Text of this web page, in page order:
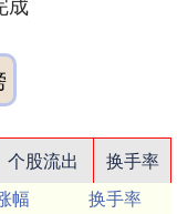
个股流出
换手率
幅
换手率